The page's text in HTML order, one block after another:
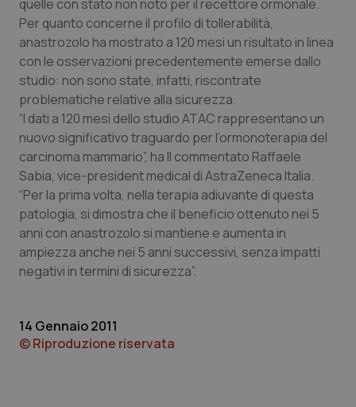
Molise
Piemonte
Provincia Autonoma di Bolzano
Provincia Autonoma di Trento
Puglia
Sardegna
Toscana
Epatiti
HIV
Infezioni & Febbre
Ipertensione & Scompenso
Malattie rare
Malattia di Crohn & Rettocolite Ulcerosa
Obesità
quelle con stato non noto per il recettore ormonale.
Per quanto concerne il profilo di tollerabilità,
anastrozolo ha mostrato a 120 mesi un risultato in linea
con le osservazioni precedentemente emerse dallo
studio: non sono state, infatti, riscontrate
problematiche relative alla sicurezza.
“I dati a 120 mesi dello studio ATAC rappresentano un
nuovo significativo traguardo per l’ormonoterapia del
carcinoma mammario”, ha Il commentato Raffaele
Sabia, vice-president medical di AstraZeneca Italia.
“Per la prima volta, nella terapia adiuvante di questa
patologia, si dimostra che il beneficio ottenuto nei 5
anni con anastrozolo si mantiene e aumenta in
ampiezza anche nei 5 anni successivi, senza impatti
negativi in termini di sicurezza”.
14 Gennaio 2011
© Riproduzione riservata